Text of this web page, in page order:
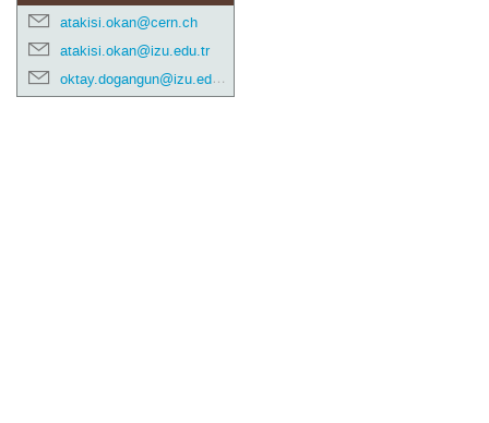
atakisi.okan@cern.ch
atakisi.okan@izu.edu.tr
oktay.dogangun@izu.edu.tr